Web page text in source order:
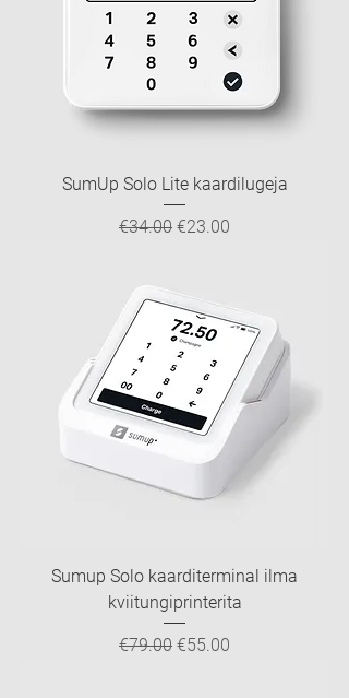
SumUp Solo Lite kaardilugeja
Regular Price
€34.00 Sale Price
€23.00
Sumup Solo kaarditerminal ilma
kviitungiprinterita
Regular Price
€79.00 Sale Price
€55.00